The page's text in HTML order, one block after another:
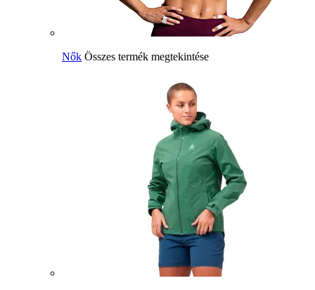
Nők Összes termék megtekintése